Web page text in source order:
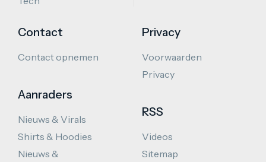
Contact
Contact opnemen
Aanraders
Nieuws & Virals
Shirts & Hoodies
Nieuws &
Privacy
Voorwaarden
Privacy
RSS
Videos
Sitemap